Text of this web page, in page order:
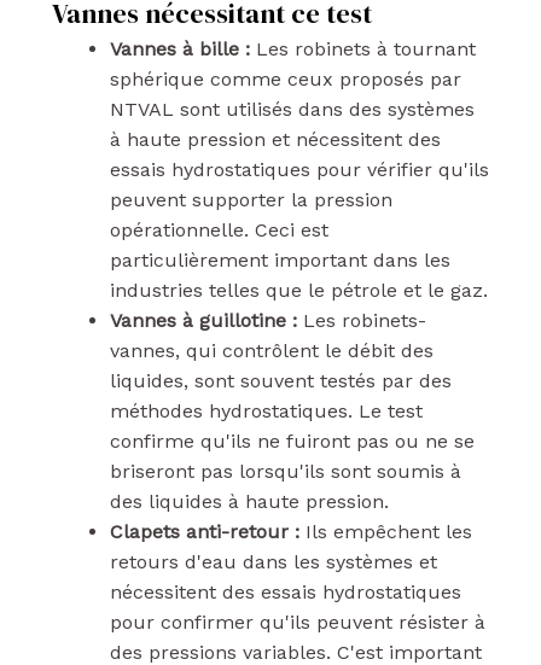
Vannes nécessitant ce test
Vannes à bille : Les robinets à tournant
sphérique comme ceux proposés par
NTVAL sont utilisés dans des systèmes
à haute pression et nécessitent des
essais hydrostatiques pour vérifier qu'ils
peuvent supporter la pression
opérationnelle. Ceci est
particulièrement important dans les
industries telles que le pétrole et le gaz.
Vannes à guillotine : Les robinets-
vannes, qui contrôlent le débit des
liquides, sont souvent testés par des
méthodes hydrostatiques. Le test
confirme qu'ils ne fuiront pas ou ne se
briseront pas lorsqu'ils sont soumis à
des liquides à haute pression.
Clapets anti-retour : Ils empêchent les
retours d'eau dans les systèmes et
nécessitent des essais hydrostatiques
pour confirmer qu'ils peuvent résister à
des pressions variables. C'est important